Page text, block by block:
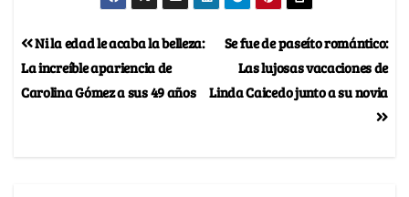
Se fue de paseíto romántico:
Las lujosas vacaciones de
Linda Caicedo junto a su novia
Ni la edad le acaba la belleza:
La increíble apariencia de
Carolina Gómez a sus 49 años